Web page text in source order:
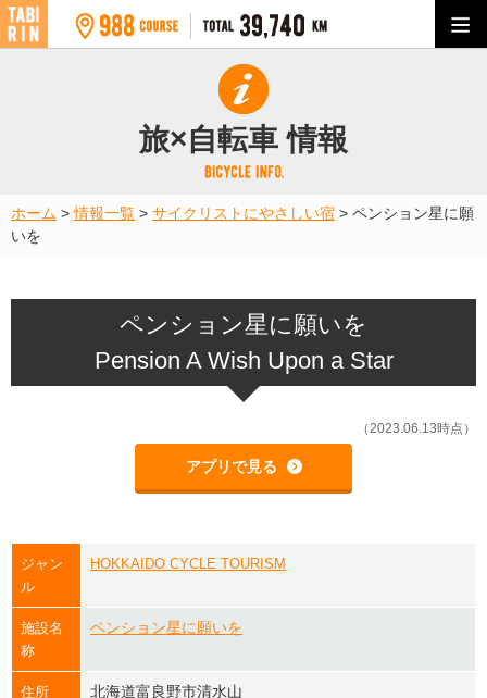
旅×自転車 情報
ホーム >情報一覧 > サイクリストにやさしい宿 > ペンション星に願
いを
ペンション星に願いを
Pension A Wish Upon a Star
（2023.06.13時点）
アプリで見る
ジャン
ル
HOKKAIDO CYCLE TOURISM
施設名
称
ペンション星に願いを
住所 北海道富良野市清水山